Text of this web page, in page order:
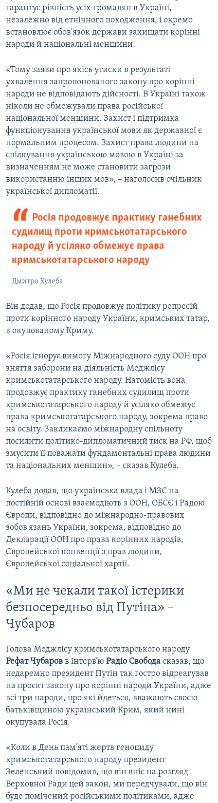
гарантує рівність усіх громадян в Україні,
незалежно від етнічного походження, і окремо
встановлює обов'язок держави захищати корінні
народи й національні меншини.
«Тому заяви про якісь утиски в результаті
ухвалення запропонованого закону про корінні
народи не відповідають дійсності. В Україні також
ніколи не обмежували права російської
національної меншини. Захист і підтримка
функціонування української мови як державної є
нормальним процесом. Захист права людини на
спілкування українською мовою в Україні за
визначенням не може становити загрози
використанню інших мов», – наголосив очільник
української дипломатії.
Росія продовжує практику ганебних
судилищ проти кримськотатарського
народу й усіляко обмежує права
кримськотатарського народу
Дмитро Кулеба
Він додав, що Росія продовжує політику репресій
проти корінного народу України, кримських татар,
в окупованому Криму.
«Росія ігнорує вимогу Міжнародного суду ООН про
зняття заборони на діяльність Меджлісу
кримськотатарського народу. Натомість вона
продовжує практику ганебних судилищ проти
кримськотатарського народу й усіляко обмежує
права кримськотатарського народу, зокрема право
на освіту. Закликаємо міжнародну спільноту
посилити політико-дипломатичний тиск на РФ, щоб
змусити її поважати фундаментальні права людини
та національних меншин», – сказав Кулеба.
Кулеба додав, що українська влада і МЗС на
постійній основі взаємодіють з ООН, ОБСЄ і Радою
Європи, відповідно до міжнародно-правових
зобов'язань України, зокрема, відповідно до
Декларації ООН про права корінних народів,
Європейської конвенції з прав людини,
Європейської соціальної хартії.
«Ми не чекали такої істерики
безпосередньо від Путіна» –
Чубаров
Голова Меджлісу кримськотатарського народу
Рефат Чубаров в інтерв’ю Радіо Свобода сказав, що
недаремно президент Путін так гостро відреагував
на проєкт закону про корінні народи України, адже
всі три народи, про які йдеться, вважають своєю
батьківщиною український Крим, який нині
окупувала Росія.
«Коли в День пам’яті жертв геноциду
кримськотатарського народу президент
Зеленський повідомив, що він вніс на розгляд
Верховної Ради цей закон, ми передчували, що він
буде помічений російськими політиками, адже